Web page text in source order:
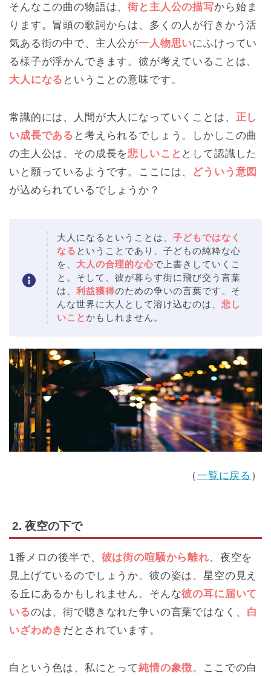
そんなこの曲の物語は、街と主人公の描写から始ま
ります。冒頭の歌詞からは、多くの人が行きかう活
気ある街の中で、主人公が一人物思いにふけってい
る様子が浮かんできます。彼が考えていることは、
大人になる ということの意味です。
常識的には、人間が大人になっていくことは、 正し
い成長である と考えられるでしょう。しかしこの曲
の主人公は、その成長を悲しいこと として認識した
いと願っているようです。ここには、 どういう意図
が込められているでしょうか？
大人になるということは、 子どもではなく
なる ということであり、子どもの純粋な心
を、 大人の合理的な心で上書きしていくこ
と。そして、彼が暮らす街に飛び交う言葉
は、 利益獲得のための争いの言葉です。そ
んな世界に大人として溶け込むのは、 悲し
いことかもしれません。
（一覧に戻る ）
2. 夜空の下で
1番メロの後半で、 彼は街の喧騒から離れ、夜空を
見上げているのでしょうか。彼の姿は、星空の見え
る丘にあるかもしれません。そんな彼の耳に届いて
いるのは、街で聴きなれた争いの言葉ではなく、 白
いざわめき だとされています。
白という色は、私にとって純情の象徴。ここでの白